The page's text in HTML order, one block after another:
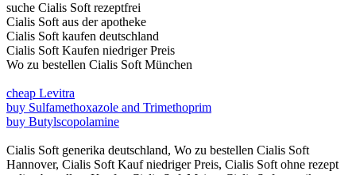
suche Cialis Soft rezeptfrei
Cialis Soft aus der apotheke
Cialis Soft kaufen deutschland
Cialis Soft Kaufen niedriger Preis
Wo zu bestellen Cialis Soft München
cheap Levitra
buy Sulfamethoxazole and Trimethoprim
buy Butylscopolamine
Cialis Soft generika deutschland, Wo zu bestellen Cialis Soft
Hannover, Cialis Soft Kauf niedriger Preis, Cialis Soft ohne rezept